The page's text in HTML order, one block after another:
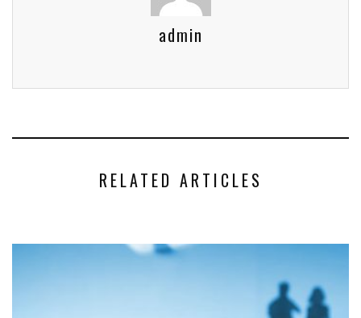
admin
RELATED ARTICLES